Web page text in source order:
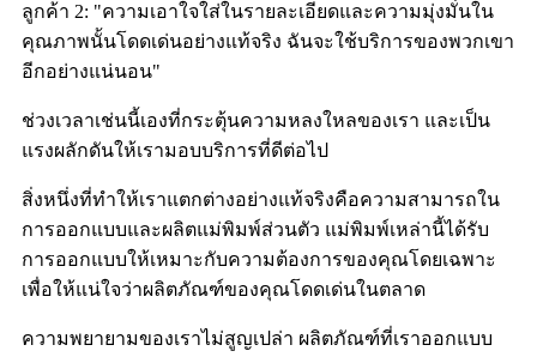
ลูกค้า 2: "ความเอาใจใส่ในรายละเอียดและความมุ่งมั่นใน
คุณภาพนั้นโดดเด่นอย่างแท้จริง ฉันจะใช้บริการของพวกเขา
อีกอย่างแน่นอน"
ช่วงเวลาเช่นนี้เองที่กระตุ้นความหลงใหลของเรา และเป็น
แรงผลักดันให้เรามอบบริการที่ดีต่อไป
สิ่งหนึ่งที่ทำให้เราแตกต่างอย่างแท้จริงคือความสามารถใน
การออกแบบและผลิตแม่พิมพ์ส่วนตัว แม่พิมพ์เหล่านี้ได้รับ
การออกแบบให้เหมาะกับความต้องการของคุณโดยเฉพาะ
เพื่อให้แน่ใจว่าผลิตภัณฑ์ของคุณโดดเด่นในตลาด
ความพยายามของเราไม่สูญเปล่า ผลิตภัณฑ์ที่เราออกแบบ